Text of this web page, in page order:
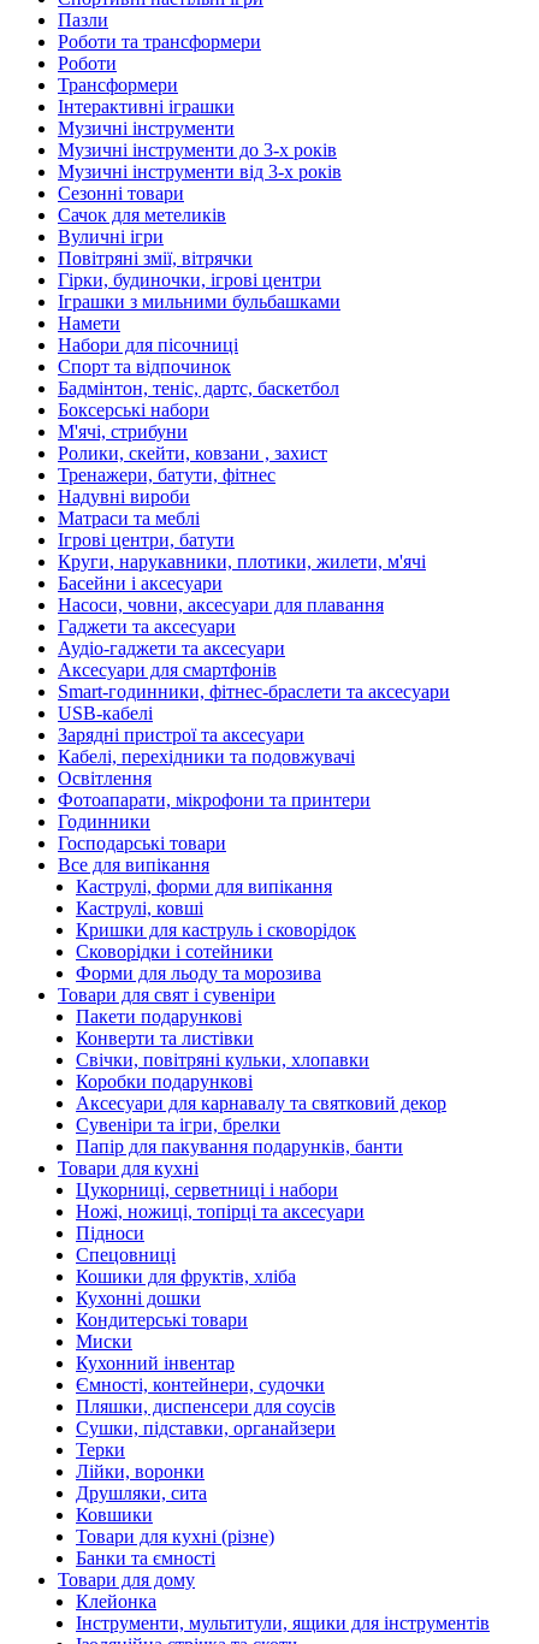
Пазли
Роботи та трансформери
Роботи
Трансформери
Інтерактивні іграшки
Музичні інструменти
Музичні інструменти до 3-х років
Музичні інструменти від 3-х років
Сезонні товари
Сачок для метеликів
Вуличні ігри
Повітряні змії, вітрячки
Гірки, будиночки, ігрові центри
Іграшки з мильними бульбашками
Намети
Набори для пісочниці
Спорт та відпочинок
Бадмінтон, теніс, дартс, баскетбол
Боксерські набори
М'ячі, стрибуни
Ролики, скейти, ковзани , захист
Тренажери, батути, фітнес
Надувні вироби
Матраси та меблі
Ігрові центри, батути
Круги, нарукавники, плотики, жилети, м'ячі
Басейни і аксесуари
Насоси, човни, аксесуари для плавання
Гаджети та аксесуари
Аудіо-гаджети та аксесуари
Аксесуари для смартфонів
Smart-годинники, фітнес-браслети та аксесуари
USB-кабелі
Зарядні пристрої та аксесуари
Кабелі, перехідники та подовжувачі
Освітлення
Фотоапарати, мікрофони та принтери
Годинники
Господарські товари
Все для випікання
Каструлі, форми для випікання
Каструлі, ковші
Кришки для каструль і сковорідок
Сковорідки і сотейники
Форми для льоду та морозива
Товари для свят і сувеніри
Пакети подарункові
Конверти та листівки
Свічки, повітряні кульки, хлопавки
Коробки подарункові
Аксесуари для карнавалу та святковий декор
Сувеніри та ігри, брелки
Папір для пакування подарунків, банти
Товари для кухні
Цукорниці, серветниці і набори
Ножі, ножиці, топірці та аксесуари
Підноси
Спецовниці
Кошики для фруктів, хліба
Кухонні дошки
Кондитерські товари
Миски
Кухонний інвентар
Ємності, контейнери, судочки
Пляшки, диспенсери для соусів
Сушки, підставки, органайзери
Терки
Лійки, воронки
Друшляки, сита
Ковшики
Товари для кухні (різне)
Банки та ємності
Товари для дому
Клейонка
Інструменти, мультитули, ящики для інструментів